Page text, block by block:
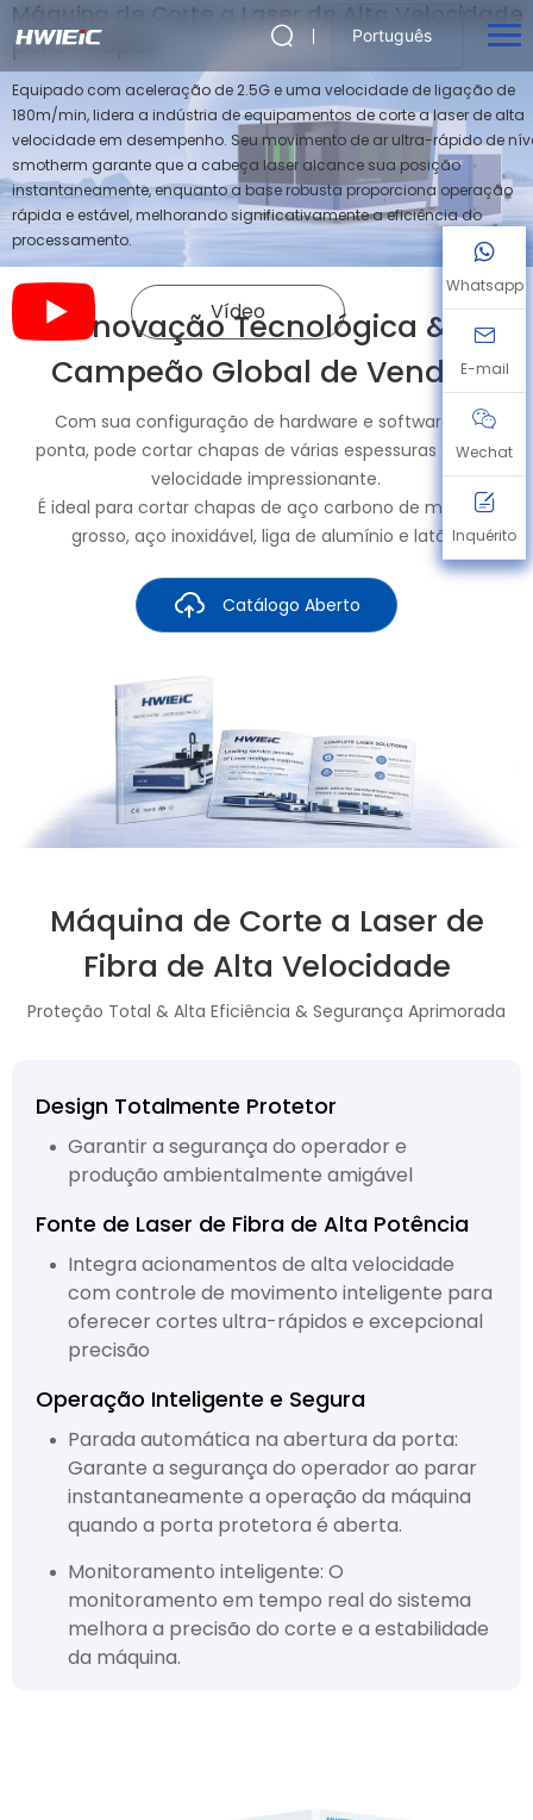
Português
Máquina de Corte a Laser de Alta Velocidade
para Chapas
Equipado com aceleração de 2.5G e uma velocidade de ligação de
180m/min, lidera a indústria de equipamentos de corte a laser de alta
velocidade em desempenho. Seu movimento de ar ultra-rápido de
smotherm garante que a cabeça laser alcance sua posição
instantaneamente, enquanto a base robusta proporciona operação
rápida e estável, melhorando significativamente a eficiência do
processamento.
Vídeo
Inovação Tecnológica &
Campeão Global de Vendas
Com sua configuração de hardware e software de
ponta, pode cortar chapas de várias espessuras a uma
velocidade impressionante.
É ideal para cortar chapas de aço carbono de médio a
grosso, aço inoxidável, liga de alumínio e latão.
Catálogo Aberto
Máquina de Corte a Laser de
Fibra de Alta Velocidade
Proteção Total & Alta Eficiência & Segurança Aprimorada
Design Totalmente Protetor
Garantir a segurança do operador e
produção ambientalmente amigável
Fonte de Laser de Fibra de Alta Potência
Integra acionamentos de alta velocidade
com controle de movimento inteligente para
oferecer cortes ultra-rápidos e excepcional
precisão
Operação Inteligente e Segura
Parada automática na abertura da porta:
Garante a segurança do operador ao parar
instantaneamente a operação da máquina
quando a porta protetora é aberta.
Monitoramento inteligente: O
monitoramento em tempo real do sistema
melhora a precisão do corte e a estabilidade
da máquina.
Whatsapp
E-mail
Wechat
Inquérito